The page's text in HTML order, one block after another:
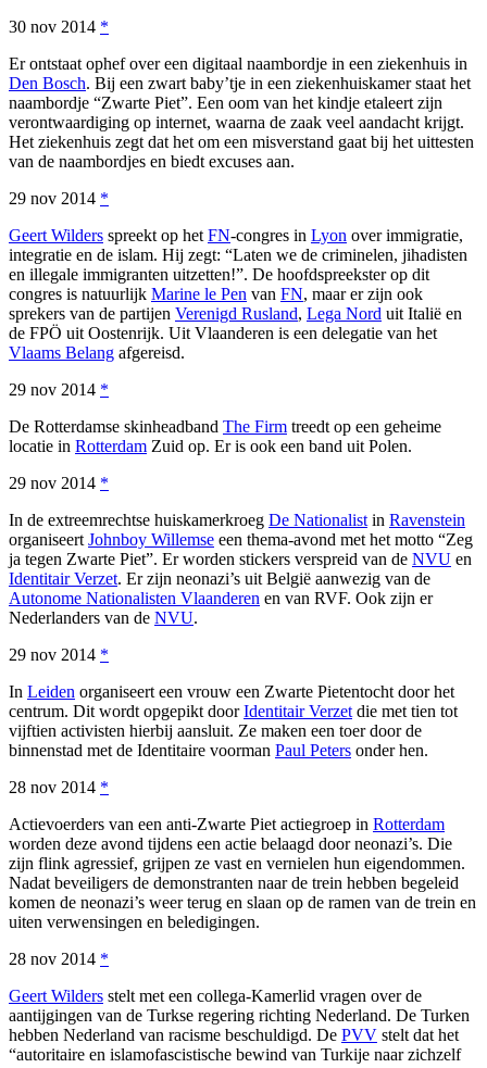
30 nov 2014 *
Er ontstaat ophef over een digitaal naambordje in een ziekenhuis in
Den Bosch. Bij een zwart baby’tje in een ziekenhuiskamer staat het
naambordje “Zwarte Piet”. Een oom van het kindje etaleert zijn
verontwaardiging op internet, waarna de zaak veel aandacht krijgt.
Het ziekenhuis zegt dat het om een misverstand gaat bij het uittesten
van de naambordjes en biedt excuses aan.
29 nov 2014 *
Geert Wilders spreekt op het FN-congres in Lyon over immigratie,
integratie en de islam. Hij zegt: “Laten we de criminelen, jihadisten
en illegale immigranten uitzetten!”. De hoofdspreekster op dit
congres is natuurlijk Marine le Pen van FN, maar er zijn ook
sprekers van de partijen Verenigd Rusland, Lega Nord uit Italië en
de FPÖ uit Oostenrijk. Uit Vlaanderen is een delegatie van het
Vlaams Belang afgereisd.
29 nov 2014 *
De Rotterdamse skinheadband The Firm treedt op een geheime
locatie in Rotterdam Zuid op. Er is ook een band uit Polen.
29 nov 2014 *
In de extreemrechtse huiskamerkroeg De Nationalist in Ravenstein
organiseert Johnboy Willemse een thema-avond met het motto “Zeg
ja tegen Zwarte Piet”. Er worden stickers verspreid van de NVU en
Identitair Verzet. Er zijn neonazi’s uit België aanwezig van de
Autonome Nationalisten Vlaanderen en van RVF. Ook zijn er
Nederlanders van de NVU.
29 nov 2014 *
In Leiden organiseert een vrouw een Zwarte Pietentocht door het
centrum. Dit wordt opgepikt doorIdentitair Verzet die met tien tot
vijftien activisten hierbij aansluit. Ze maken een toer door de
binnenstad met de Identitaire voorman Paul Peters onder hen.
28 nov 2014 *
Actievoerders van een anti-Zwarte Piet actiegroep in Rotterdam
worden deze avond tijdens een actie belaagd door neonazi’s. Die
zijn flink agressief, grijpen ze vast en vernielen hun eigendommen.
Nadat beveiligers de demonstranten naar de trein hebben begeleid
komen de neonazi’s weer terug en slaan op de ramen van de trein en
uiten verwensingen en beledigingen.
28 nov 2014 *
Geert Wilders stelt met een collega-Kamerlid vragen over de
aantijgingen van de Turkse regering richting Nederland. De Turken
hebben Nederland van racisme beschuldigd. De PVV stelt dat het
“autoritaire en islamofascistische bewind van Turkije naar zichzelf